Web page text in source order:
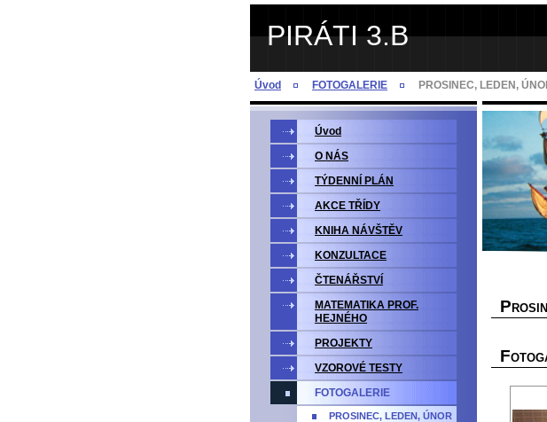
PIRÁTI 3.B
Úvod FOTOGALERIE PROSINEC, LEDEN,
P
F
Úvod
O NÁS
TÝDENNÍ PLÁN
AKCE TŘÍDY
KNIHA NÁVŠTĚV
KONZULTACE
ČTENÁŘSTVÍ
MATEMATIKA PROF.
HEJNÉHO
PROJEKTY
VZOROVÉ TESTY
FOTOGALERIE
PROSINEC, LEDEN, ÚNOR